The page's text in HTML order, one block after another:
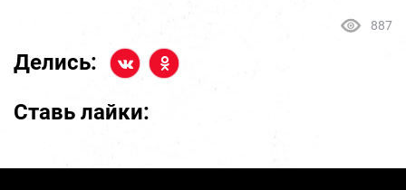
887
Делись:
Ставь лайки: